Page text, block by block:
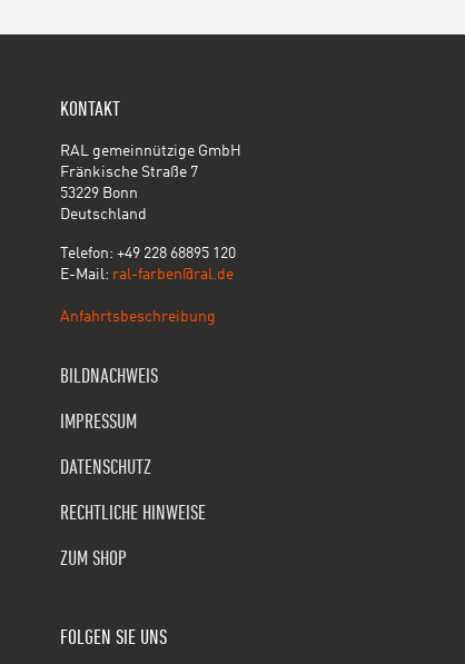
KONTAKT
RAL gemeinnützige GmbH
Fränkische Straße 7
53229 Bonn
Deutschland
Telefon: +49 228 68895 120
E-Mail: ral-farben@ral.de
Anfahrtsbeschreibung
BILDNACHWEIS
IMPRESSUM
DATENSCHUTZ
RECHTLICHE HINWEISE
ZUM SHOP
FOLGEN SIE UNS